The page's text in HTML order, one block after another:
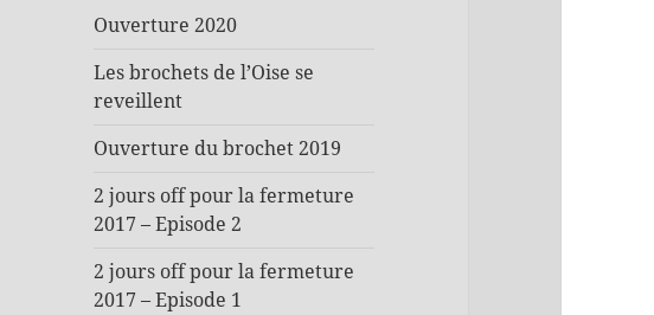
Ouverture 2020
Les brochets de l’Oise se
reveillent
Ouverture du brochet 2019
2 jours off pour la fermeture
2017 – Episode 2
2 jours off pour la fermeture
2017 – Episode 1